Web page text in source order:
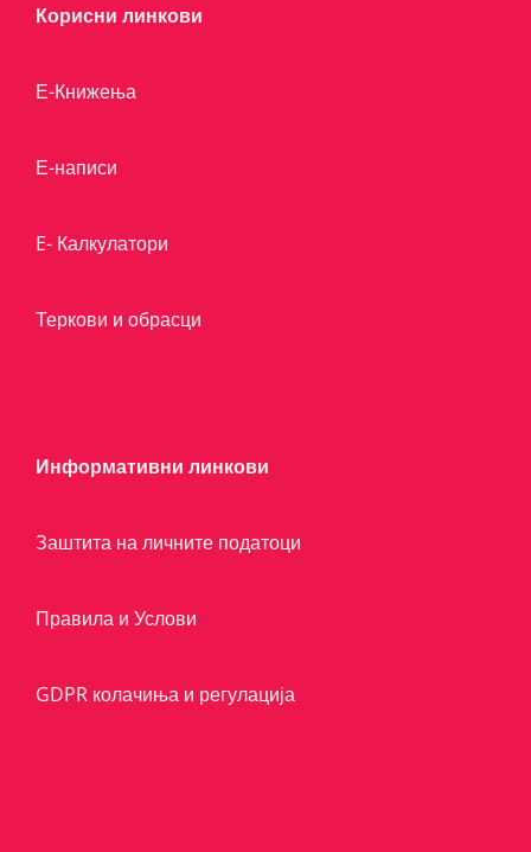
Корисни линкови
Е-Книжења
Е-написи
E- Калкулатори
Теркови и обрасци
Информативни линкови
Заштита на личните податоци
Правила и Услови
GDPR колачиња и регулација